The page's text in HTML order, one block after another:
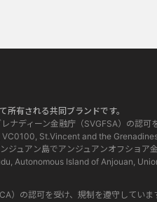
有される共同ブランドです。
ナディーン金融庁（SVGFSA）の認
St.Vincent and the
ュアン島でアンジュアンオフショア
Autonomous Island of Anjouan,
）の認可を受け、規制を遵守していま